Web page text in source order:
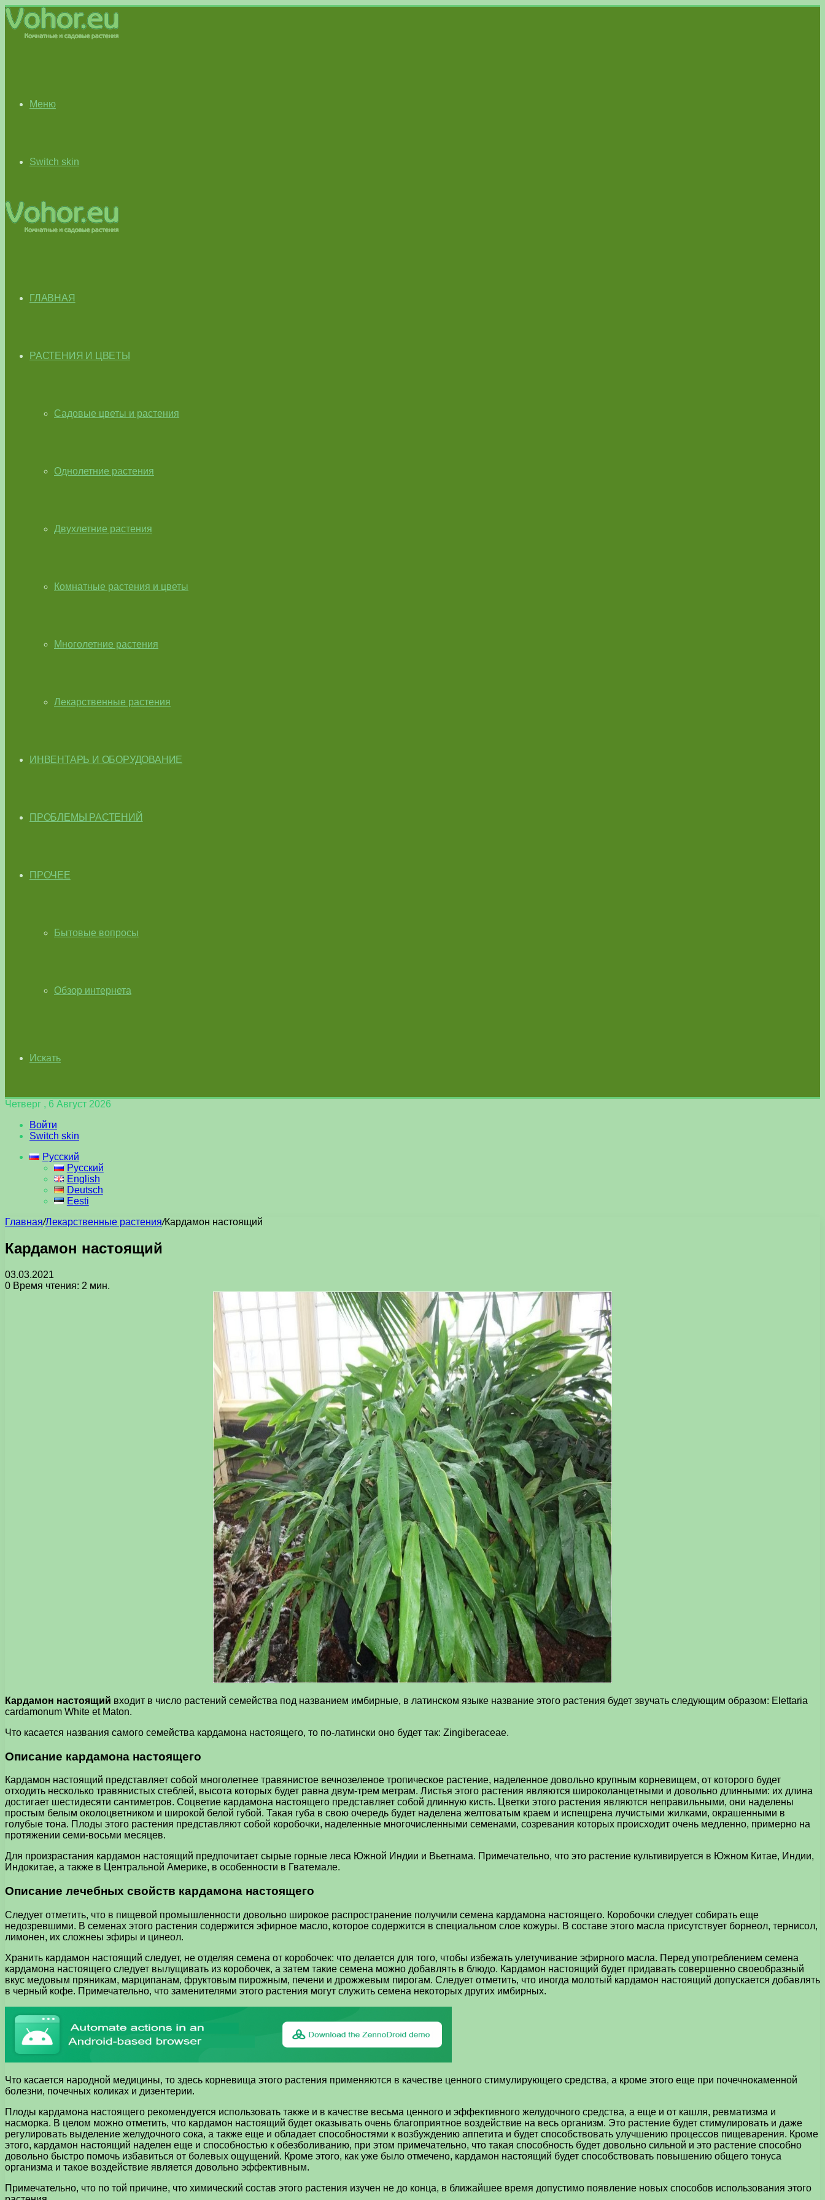
Меню
Switch skin
ГЛАВНАЯ
РАСТЕНИЯ И ЦВЕТЫ
Садовые цветы и растения
Однолетние растения
Двухлетние растения
Комнатные растения и цветы
Многолетние растения
Лекарственные растения
ИНВЕНТАРЬ И ОБОРУДОВАНИЕ
ПРОБЛЕМЫ РАСТЕНИЙ
ПРОЧЕЕ
Бытовые вопросы
Обзор интернета
Искать
Четверг , 6 Август 2026
Войти
Switch skin
Русский
Русский
English
Deutsch
Eesti
Главная/Лекарственные растения/Кардамон настоящий
Кардамон настоящий
03.03.2021
0 Время чтения: 2 мин.
Кардамон настоящий входит в число растений семейства под названием имбирные, в латинском языке название этого растения будет звучать следующим образом: Elettaria
cardamonum White et Maton.
Что касается названия самого семейства кардамона настоящего, то по-латински оно будет так: Zingiberaceae.
Описание кардамона настоящего
Кардамон настоящий представляет собой многолетнее травянистое вечнозеленое тропическое растение, наделенное довольно крупным корневищем, от которого будет
отходить несколько травянистых стеблей, высота которых будет равна двум-трем метрам. Листья этого растения являются широколанцетными и довольно длинными: их длина
достигает шестидесяти сантиметров. Соцветие кардамона настоящего представляет собой длинную кисть. Цветки этого растения являются неправильными, они наделены
простым белым околоцветником и широкой белой губой. Такая губа в свою очередь будет наделена желтоватым краем и испещрена лучистыми жилками, окрашенными в
голубые тона. Плоды этого растения представляют собой коробочки, наделенные многочисленными семенами, созревания которых происходит очень медленно, примерно на
протяжении семи-восьми месяцев.
Для произрастания кардамон настоящий предпочитает сырые горные леса Южной Индии и Вьетнама. Примечательно, что это растение культивируется в Южном Китае, Индии,
Индокитае, а также в Центральной Америке, в особенности в Гватемале.
Описание лечебных свойств кардамона настоящего
Следует отметить, что в пищевой промышленности довольно широкое распространение получили семена кардамона настоящего. Коробочки следует собирать еще
недозревшими. В семенах этого растения содержится эфирное масло, которое содержится в специальном слое кожуры. В составе этого масла присутствует борнеол, тернисол,
лимонен, их сложнеы эфиры и цинеол.
Хранить кардамон настоящий следует, не отделяя семена от коробочек: что делается для того, чтобы избежать улетучивание эфирного масла. Перед употреблением семена
кардамона настоящего следует вылущивать из коробочек, а затем такие семена можно добавлять в блюдо. Кардамон настоящий будет придавать совершенно своеобразный
вкус медовым пряникам, марципанам, фруктовым пирожным, печени и дрожжевым пирогам. Следует отметить, что иногда молотый кардамон настоящий допускается добавлять
в черный кофе. Примечательно, что заменителями этого растения могут служить семена некоторых других имбирных.
Что касается народной медицины, то здесь корневища этого растения применяются в качестве ценного стимулирующего средства, а кроме этого еще при почечнокаменной
болезни, почечных коликах и дизентерии.
Плоды кардамона настоящего рекомендуется использовать также и в качестве весьма ценного и эффективного желудочного средства, а еще и от кашля, ревматизма и
насморка. В целом можно отметить, что кардамон настоящий будет оказывать очень благоприятное воздействие на весь организм. Это растение будет стимулировать и даже
регулировать выделение желудочного сока, а также еще и обладает способностями к возбуждению аппетита и будет способствовать улучшению процессов пищеварения. Кроме
этого, кардамон настоящий наделен еще и способностью к обезболиванию, при этом примечательно, что такая способность будет довольно сильной и это растение способно
довольно быстро помочь избавиться от болевых ощущений. Кроме этого, как уже было отмечено, кардамон настоящий будет способствовать повышению общего тонуса
организма и такое воздействие является довольно эффективным.
Примечательно, что по той причине, что химический состав этого растения изучен не до конца, в ближайшее время допустимо появление новых способов использования этого